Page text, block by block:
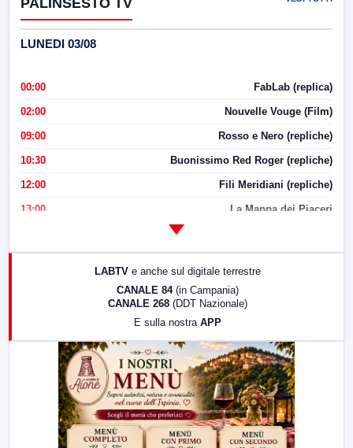
PALINSESTO TV
LUNEDI 03/08
00:00 FabLab (replica)
02:00 Nouvelle Vouge (Film)
09:00 Rosso e Nero (repliche)
10:30 Buonissimo Red Roger (repliche)
12:00 Fili Meridiani (repliche)
13:00 La Mappa dei Piaceri
LabNews (replica)
LABTV e anche sul digitale terrestre
CANALE 84 (in Campania)
CANALE 268 (DDT Nazionale)
E sulla nostra APP